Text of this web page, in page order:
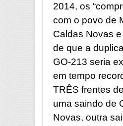
2014, os
com o povo de
Caldas Novas
de que a
GO-213 seria
em tempo
TRÊS frentes
uma saindo de
Novas, outra